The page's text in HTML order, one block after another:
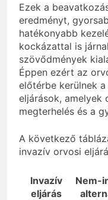
Ezek a
eredményt,
hatékonyabb
kockázattal is
szövődmények
Éppen ezért az
előtérbe kerülnek a
eljárások, amelyek
megterhelés és a
A következő
invazív orvosi
Invazív
eljárás
Nem-